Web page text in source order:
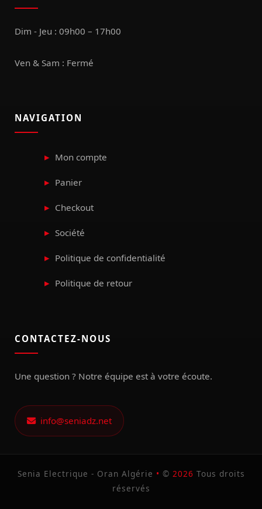
Dim - Jeu : 09h00 – 17h00
Ven & Sam : Fermé
NAVIGATION
Mon compte
Panier
Checkout
Société
Politique de confidentialité
Politique de retour
CONTACTEZ-NOUS
Une question ? Notre équipe est à votre écoute.
info@seniadz.net
Senia Electrique - Oran Algérie • © 2026 Tous droits
réservés